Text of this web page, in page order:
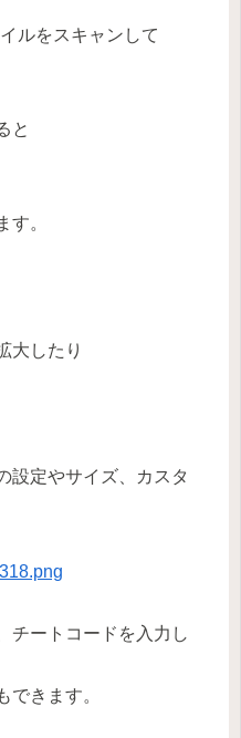
ルをスキャンして
と
す。
大したり
設定やサイズ、カスタ
チートコードを入力し
できます。